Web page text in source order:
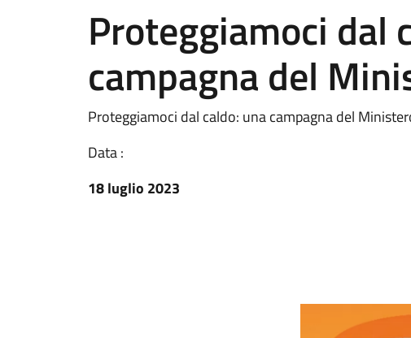
Proteggiamoci dal
campagna del
Proteggiamoci dal caldo: una campagna del
Data :
18 luglio 2023